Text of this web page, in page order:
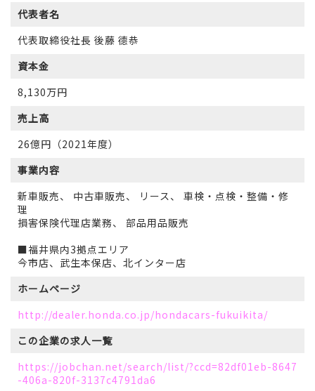
代表者名
代表取締役社長 後藤 德恭
資本金
8,130万円
売上高
26億円（2021年度）
事業内容
新車販売、 中古車販売、 リース、 車検・点検・整備・修
理
損害保険代理店業務、 部品用品販売
■福井県内3拠点エリア
今市店、武生本保店、北インター店
ホームページ
http://dealer.honda.co.jp/hondacars-fukuikita/
この企業の求人一覧
https://jobchan.net/search/list/?ccd=82df01eb-8647
-406a-820f-3137c4791da6